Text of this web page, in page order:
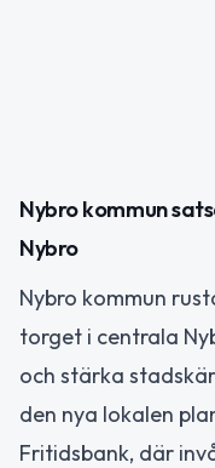
Nybro kommun
Nybro
Nybro kommun
torget i centrala
och stärka
den nya lokalen
Fritidsbank, där